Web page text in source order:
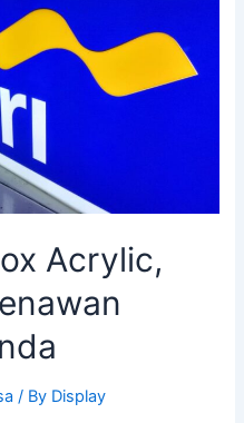
Acrylic,
/ By Display